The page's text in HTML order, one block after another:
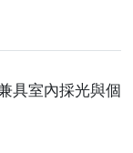
具室內採光與個